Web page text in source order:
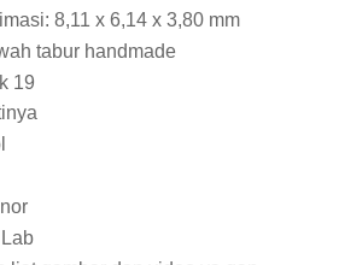
8,11 x 6,14 x 3,80 mm
tabur handmade
19